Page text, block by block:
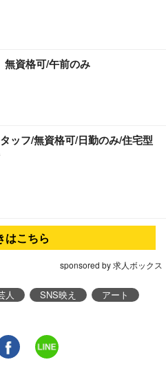
無資格可/午前のみ
ッフ/無資格可/日勤のみ/住宅型
はこちら
sponsored by 求人ボックス
人 SNS映え
アート